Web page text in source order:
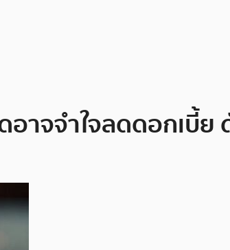
อาจจำใจลดดอกเบี้